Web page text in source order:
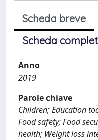
Scheda breve
Scheda
Anno
2019
Parole chiave
Children; Education
Food safety; Food
health; Weight loss